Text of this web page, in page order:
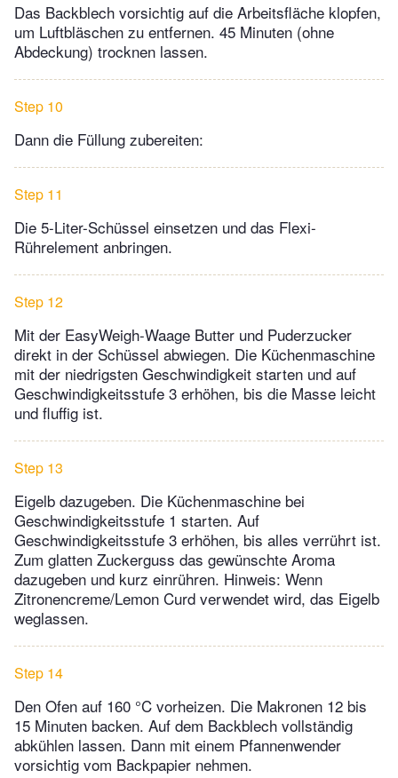
Das Backblech vorsichtig auf die Arbeitsfläche klopfen,
um Luftbläschen zu entfernen. 45 Minuten (ohne
Abdeckung) trocknen lassen.
Step 10
Dann die Füllung zubereiten:
Step 11
Die 5-Liter-Schüssel einsetzen und das Flexi-
Rührelement anbringen.
Step 12
Mit der EasyWeigh-Waage Butter und Puderzucker
direkt in der Schüssel abwiegen. Die Küchenmaschine
mit der niedrigsten Geschwindigkeit starten und auf
Geschwindigkeitsstufe 3 erhöhen, bis die Masse leicht
und fluffig ist.
Step 13
Eigelb dazugeben. Die Küchenmaschine bei
Geschwindigkeitsstufe 1 starten. Auf
Geschwindigkeitsstufe 3 erhöhen, bis alles verrührt ist.
Zum glatten Zuckerguss das gewünschte Aroma
dazugeben und kurz einrühren. Hinweis: Wenn
Zitronencreme/Lemon Curd verwendet wird, das Eigelb
weglassen.
Step 14
Den Ofen auf 160 °C vorheizen. Die Makronen 12 bis
15 Minuten backen. Auf dem Backblech vollständig
abkühlen lassen. Dann mit einem Pfannenwender
vorsichtig vom Backpapier nehmen.